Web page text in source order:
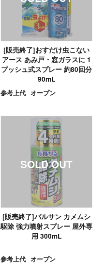
[販売終了]おすだけ虫こない
アース あみ戸・窓ガラスに 1
プッシュ式スプレー 約80回分
90mL
参考上代 オープン
[販売終了]バルサン カメムシ
駆除 強力噴射スプレー 屋外専
用 300mL
参考上代 オープン